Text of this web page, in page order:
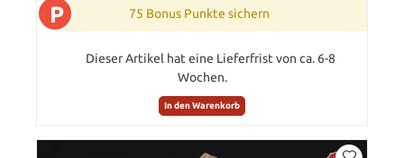
P 75 Bonus Punkte sichern
Dieser Artikel hat eine Lieferfrist von ca. 6-8
Wochen.
In den Warenkorb